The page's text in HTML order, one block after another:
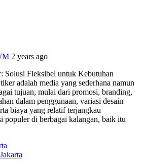
2 years ago
Solusi Fleksibel untuk Kebutuhan
adalah media yang sederhana namun
tujuan, mulai dari promosi, branding,
dalam penggunaan, variasi desain
biaya yang relatif terjangkau
populer di berbagai kalangan, baik itu